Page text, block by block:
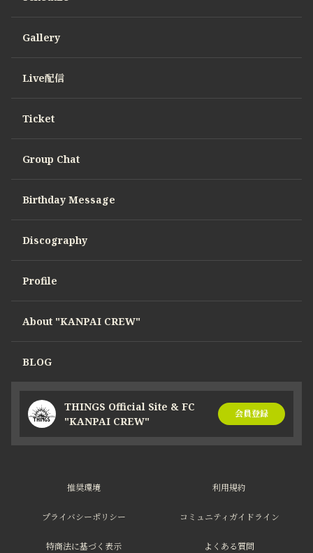
Gallery
Live配信
Ticket
Group Chat
Birthday Message
Discography
Profile
About "KANPAI CREW"
BLOG
THINGS Official Site & FC
"KANPAI CREW"
会員登録
推奨環境 利用規約
プライバシーポリシー コミュニティガイドライン
特商法に基づく表示 よくある質問